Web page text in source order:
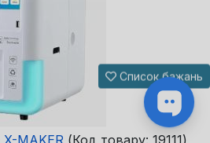
MAKER (Код товару: 19111)
Список бажань